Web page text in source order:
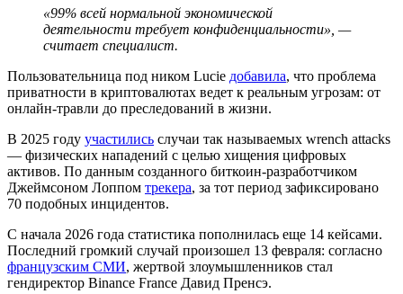
«99% всей нормальной экономической
деятельности требует конфиденциальности», —
считает специалист.
Пользовательница под ником Lucie добавила, что проблема
приватности в криптовалютах ведет к реальным угрозам: от
онлайн-травли до преследований в жизни.
В 2025 году участились случаи так называемых wrench attacks
— физических нападений с целью хищения цифровых
активов. По данным созданного биткоин-разработчиком
Джеймсоном Лоппом трекера, за тот период зафиксировано
70 подобных инцидентов.
С начала 2026 года статистика пополнилась еще 14 кейсами.
Последний громкий случай произошел 13 февраля: согласно
французским СМИ, жертвой злоумышленников стал
гендиректор Binance France Давид Пренсэ.